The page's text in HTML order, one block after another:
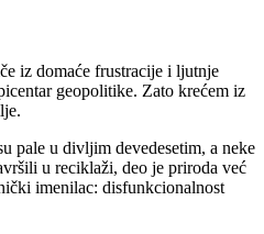
iz domaće frustracije i ljutnje
geopolitike. Zato krećem iz
pale u divljim devedesetim, a neke
u reciklaži, deo je priroda već
imenilac: disfunkcionalnost